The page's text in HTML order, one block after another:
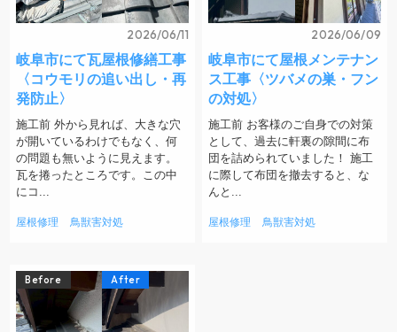
2026/06/11
岐阜市にて瓦屋根修繕工事
〈コウモリの追い出し・再
発防止〉
施工前 外から見れば、大きな穴
が開いているわけでもなく、何
の問題も無いように見えます。
瓦を捲ったところです。この中
にコ...
屋根修理 鳥獣害対処
2026/06/09
岐阜市にて屋根メンテナン
ス工事〈ツバメの巣・フン
の対処〉
施工前 お客様のご自身での対策
として、過去に軒裏の隙間に布
団を詰められていました！ 施工
に際して布団を撤去すると、な
んと...
屋根修理 鳥獣害対処
Before After